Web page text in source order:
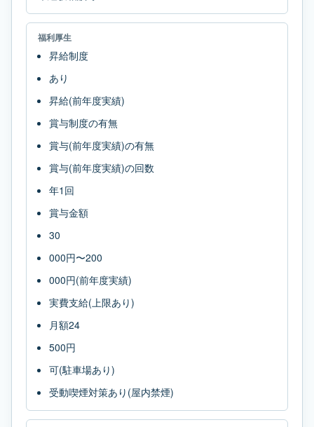
福利厚生
昇給制度
あり
昇給(前年度実績)
賞与制度の有無
賞与(前年度実績)の有無
賞与(前年度実績)の回数
年1回
賞与金額
30
000円〜200
000円(前年度実績)
実費支給(上限あり)
月額24
500円
可(駐車場あり)
受動喫煙対策あり(屋内禁煙)